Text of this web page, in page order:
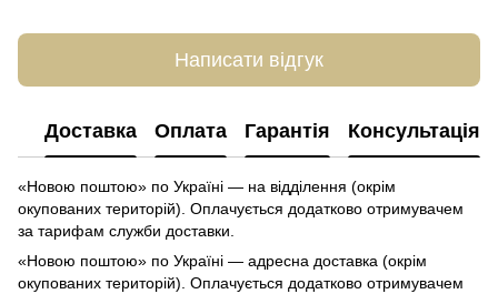
Написати відгук
Доставка Оплата Гарантія Консультація
«Новою поштою» по Україні — на відділення (окрім
окупованих територій). Оплачується додатково отримувачем
за тарифам служби доставки.
«Новою поштою» по Україні — адресна доставка (окрім
окупованих територій). Оплачується додатково отримувачем